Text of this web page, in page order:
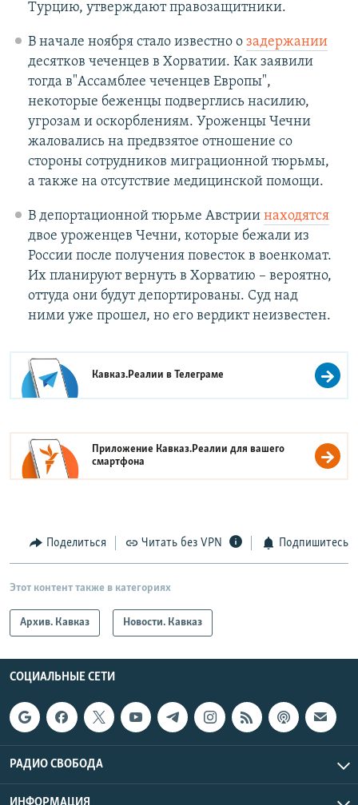
Турцию, утверждают правозащитники.
В начале ноября стало известно о задержании
десятков чеченцев в Хорватии. Как заявили
тогда в"Ассамблее чеченцев Европы",
некоторые беженцы подверглись насилию,
угрозам и оскорблениям. Уроженцы Чечни
жаловались на предвзятое отношение со
стороны сотрудников миграционной тюрьмы,
а также на отсутствие медицинской помощи.
В депортационной тюрьме Австрии находятся
двое уроженцев Чечни, которые бежали из
России после получения повесток в военкомат.
Их планируют вернуть в Хорватию – вероятно,
оттуда они будут депортированы. Суд над
ними уже прошел, но его вердикт неизвестен.
Кавказ.Реалии вТелеграме
Приложение Кавказ.Реалии для вашего
смартфона
Поделиться Читать без VPN Подпишитесь
Этот контент также в категориях
Архив. Кавказ Новости. Кавказ
СОЦИАЛЬНЫЕ СЕТИ
РАДИО СВОБОДА